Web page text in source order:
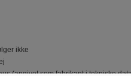
ikke
(angivet som fabrikant i tekniske